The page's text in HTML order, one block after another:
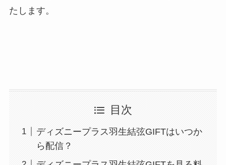
たします。
目次
ディズニープラス羽生結弦GIFTはいつか
ら配信？